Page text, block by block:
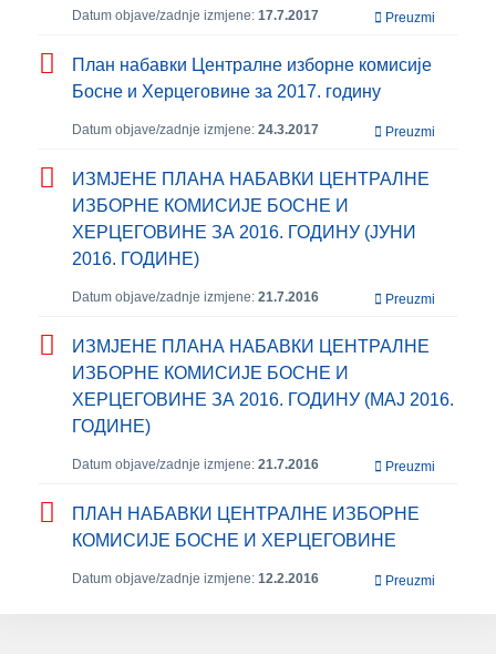
Datum objave/zadnje izmjene: 17.7.2017 Preuzmi
План набавки Централне изборне комисије
Босне и Херцеговине за 2017. годину
Datum objave/zadnje izmjene: 24.3.2017 Preuzmi
ИЗМЈЕНЕ ПЛАНА НАБАВКИ ЦЕНТРАЛНЕ
ИЗБОРНЕ КОМИСИЈЕ БОСНЕ И
ХЕРЦЕГОВИНЕ ЗА 2016. ГОДИНУ (ЈУНИ
2016. ГОДИНЕ)
Datum objave/zadnje izmjene: 21.7.2016 Preuzmi
ИЗМЈЕНЕ ПЛАНА НАБАВКИ ЦЕНТРАЛНЕ
ИЗБОРНЕ КОМИСИЈЕ БОСНЕ И
ХЕРЦЕГОВИНЕ ЗА 2016. ГОДИНУ (МАЈ 2016.
ГОДИНЕ)
Datum objave/zadnje izmjene: 21.7.2016 Preuzmi
ПЛАН НАБАВКИ ЦЕНТРАЛНЕ ИЗБОРНЕ
КОМИСИЈЕ БОСНЕ И ХЕРЦЕГОВИНЕ
Datum objave/zadnje izmjene: 12.2.2016 Preuzmi